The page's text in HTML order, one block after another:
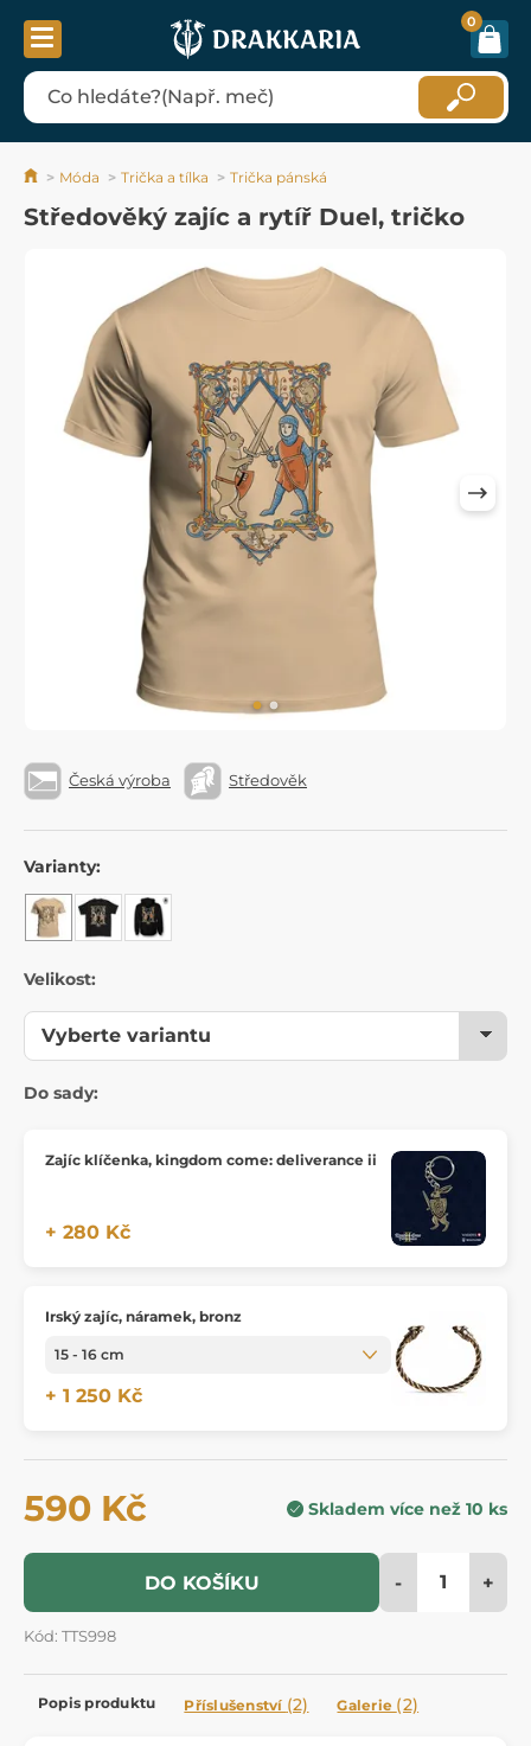
0
Móda Trička a tílka Trička pánská
Středověký zajíc a rytíř Duel, tričko
Česká výroba Středověk
Varianty:
Velikost:
Do sady:
Zajíc klíčenka, kingdom come: deliverance ii
+ 280 Kč
Irský zajíc, náramek, bronz
+ 1 250 Kč
590 Kč Skladem více než 10 ks
DO KOŠÍKU - +
Kód: TTS998
Popis produktu Příslušenství (2) Galerie (2)